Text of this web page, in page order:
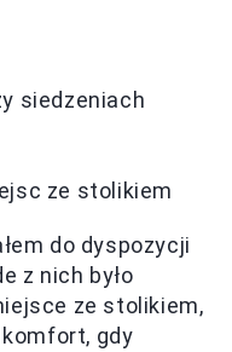
siedzeniach
ze stolikiem
do dyspozycji
z nich było
ze stolikiem,
gdy